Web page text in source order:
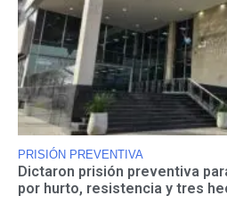
PRISIÓN PREVENTIVA
Dictaron prisión preventiva
por hurto, resistencia y tres